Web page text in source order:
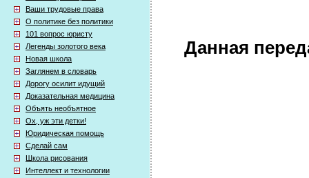
Ваши трудовые права
О политике без политики
101 вопрос юристу
Легенды золотого века
Новая школа
Заглянем в словарь
Дорогу осилит идущий
Доказательная медицина
Объять необъятное
Ох, уж эти детки!
Юридическая помощь
Сделай сам
Школа рисования
Интеллект и технологии
Данная